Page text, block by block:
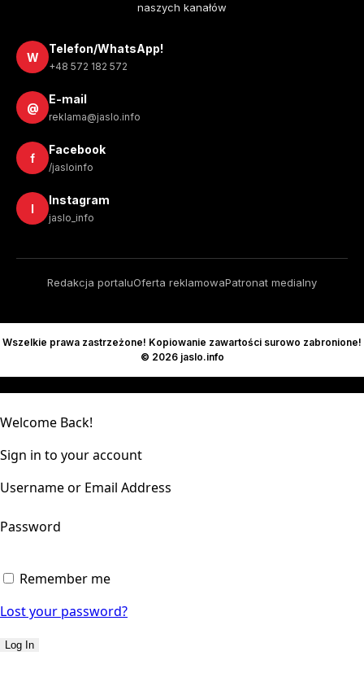
naszych kanałów
W
Telefon/WhatsApp!
+48 572 182 572
@
E-mail
reklama@jaslo.info
f
Facebook
/jasloinfo
I
Instagram
jaslo_info
Redakcja portaluOferta reklamowaPatronat medialny
Wszelkie prawa zastrzeżone! Kopiowanie zawartości surowo zabronione!
© 2026 jaslo.info
Welcome Back!
Sign in to your account
Username or Email Address
Password
Remember me
Lost your password?